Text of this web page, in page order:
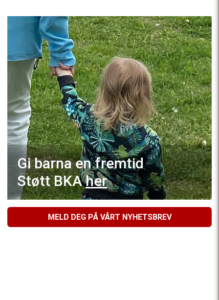
Gi barna en fremtid
Støtt BKAher
MELD DEG PÅ VÅRT NYHETSBREV